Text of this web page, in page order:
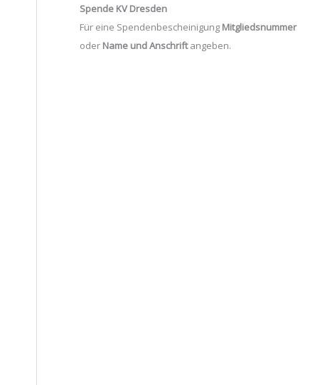
Spende KV Dresden
Für eine Spendenbescheinigung Mitgliedsnummer
oder Name und Anschriftangeben.